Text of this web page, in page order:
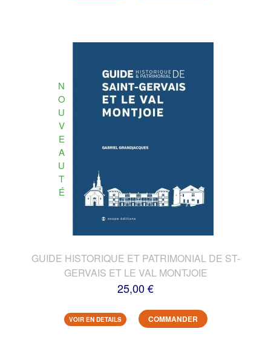
N
O
U
V
E
A
U
T
É
GUIDE HISTORIQUE ET PATRIMONIAL DE ST-
GERVAIS ET LE VAL MONTJOIE
25,00 €
VOIR EN DETAILS COMMANDER